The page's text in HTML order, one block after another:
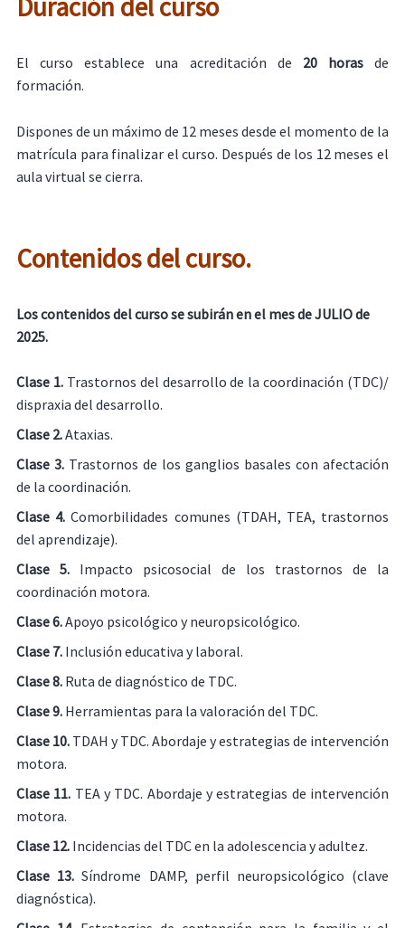
Duración del curso
El curso establece una acreditación de 20 horasde
formación.
Dispones de un máximo de 12 meses desde el momento de la
matrícula para finalizar el curso. Después de los 12 meses el
aula virtual se cierra.
Contenidos del curso.
Los contenidos del curso se subirán en el mes de JULIO de
2025.
Clase 1. Trastornos del desarrollo de la coordinación (TDC)/
dispraxia del desarrollo.
Clase 2.Ataxias.
Clase 3. Trastornos de los ganglios basales con afectación
de la coordinación.
Clase 4. Comorbilidades comunes (TDAH, TEA, trastornos
del aprendizaje).
Clase 5.Impacto psicosocial de los trastornos de la
coordinación motora.
Clase 6.Apoyo psicológico y neuropsicológico.
Clase 7. Inclusión educativa y laboral.
Clase 8. Ruta de diagnóstico de TDC.
Clase 9. Herramientas para la valoración del TDC.
Clase 10. TDAH y TDC. Abordaje y estrategias de intervención
motora.
Clase 11. TEA y TDC. Abordaje y estrategias de intervención
motora.
Clase 12. Incidencias del TDC en la adolescencia y adultez.
Clase 13.Síndrome DAMP, perfil neuropsicológico (clave
diagnóstica).